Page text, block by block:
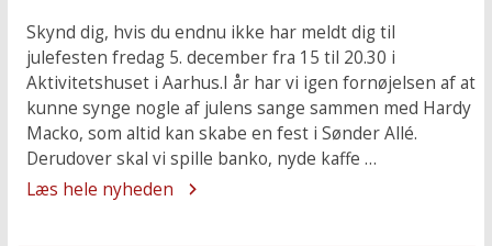
Skynd dig, hvis du endnu ikke har meldt dig til
julefesten fredag 5. december fra 15 til 20.30 i
Aktivitetshuset i Aarhus.I år har vi igen fornøjelsen af at
kunne synge nogle af julens sange sammen med Hardy
Macko, som altid kan skabe en fest i Sønder Allé.
Derudover skal vi spille banko, nyde kaffe …
Læs hele nyheden